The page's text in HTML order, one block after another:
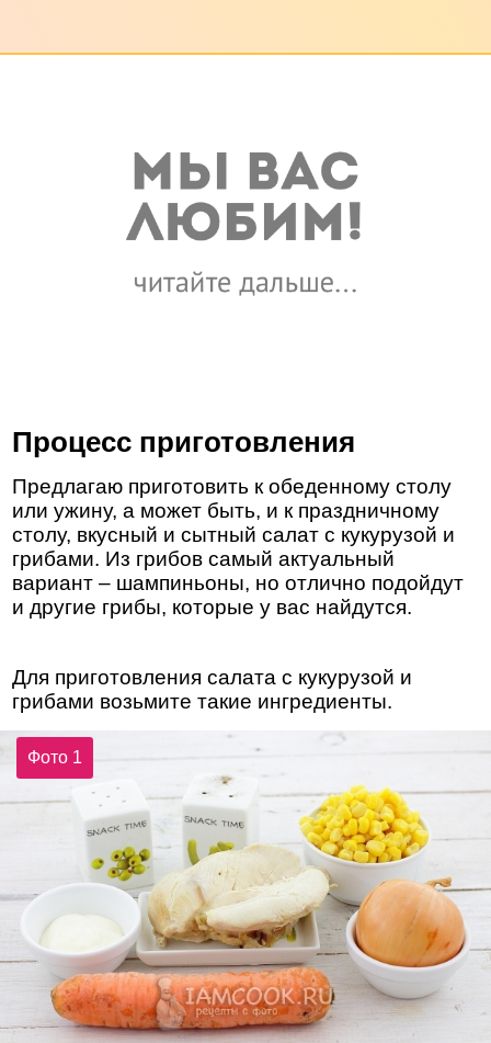
Процесс приготовления
Предлагаю приготовить к обеденному столу
или ужину, а может быть, и к праздничному
столу, вкусный и сытный салат с кукурузой и
грибами. Из грибов самый актуальный
вариант – шампиньоны, но отлично подойдут
и другие грибы, которые у вас найдутся.
Для приготовления салата с кукурузой и
грибами возьмите такие ингредиенты.
Фото 1